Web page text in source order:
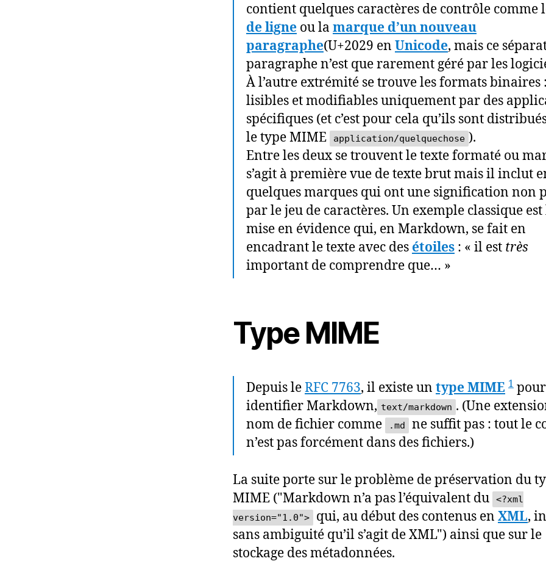
contient quelques caractères de contrôle comme
de ligne ou la marque d’un nouveau
paragraphe(U+2029 en Unicode, mais ce
paragraphe n’est que rarement géré par les
À l’autre extrémité se trouve les formats binaires :
lisibles et modifiables uniquement par des
spécifiques (et c’est pour cela qu’ils sont
le type MIME
application/quelquechose ).
Entre les deux se trouvent le texte formaté ou
s’agit à première vue de texte brut mais il inclut
quelques marques qui ont une signification non
par le jeu de caractères. Un exemple classique est
mise en évidence qui, en Markdown, se fait en
encadrant le texte avec des étoiles : « il est très
important de comprendre que… »
Type MIME
Depuis leRFC 7763, il existe un type MIME 1 pour
identifier Markdown, text/markdown . (Une
nom de fichier comme
.md
ne suffit pas : tout le
n’est pas forcément dans des fichiers.)
La suite porte sur le problème de préservation du
MIME ("Markdown n’a pas l’équivalent du
<?xml
version="1.0">
qui, au début des contenus en XML,
sans ambiguité qu’il s’agit de XML") ainsi que sur le
stockage des métadonnées.